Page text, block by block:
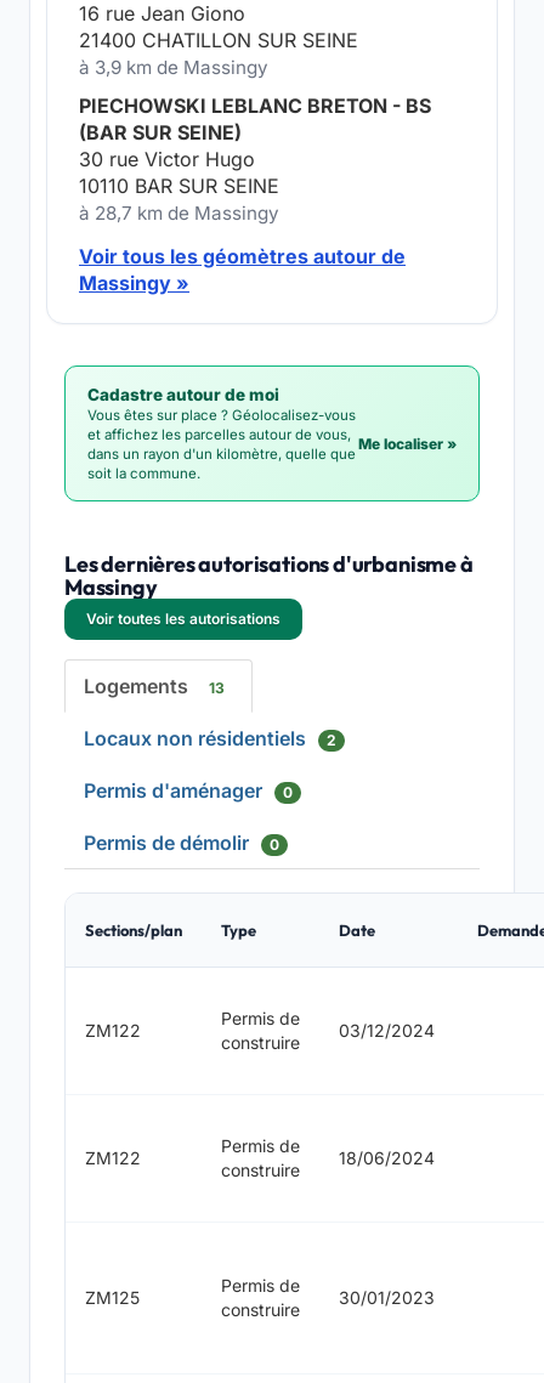
16 rue Jean Giono
21400 CHATILLON SUR SEINE
à 3,9 km de Massingy
PIECHOWSKI LEBLANC BRETON - BS
(BAR SUR SEINE)
30 rue Victor Hugo
10110 BAR SUR SEINE
à 28,7 km de Massingy
Voir tous les géomètres autour de
Massingy »
Cadastre autour de moi
Vous êtes sur place ? Géolocalisez-vous
et affichez les parcelles autour de vous,
dans un rayon d'un kilomètre, quelle que
soit la commune.
Me localiser »
Les dernières autorisations d'urbanisme à
Massingy
Voir toutes les autorisations
Logements 13
Locaux non résidentiels 2
Permis d'aménager 0
Permis de démolir 0
Sections/plan Type Date
ZM122
Permis de
construire
03/12/2024
ZM122
Permis de
construire
18/06/2024
ZM125
Permis de
construire
30/01/2023